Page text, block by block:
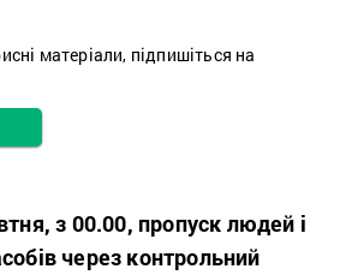
матеріали, підпишіться на
з 00.00, пропуск людей і
через контрольний